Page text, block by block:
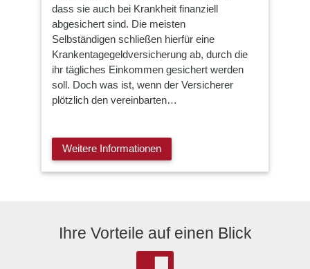
dass sie auch bei Krankheit finanziell
abgesichert sind. Die meisten
Selbständigen schließen hierfür eine
Krankentagegeldversicherung ab, durch die
ihr tägliches Einkommen gesichert werden
soll. Doch was ist, wenn der Versicherer
plötzlich den vereinbarten…
Weitere Informationen
Ihre Vorteile auf einen Blick